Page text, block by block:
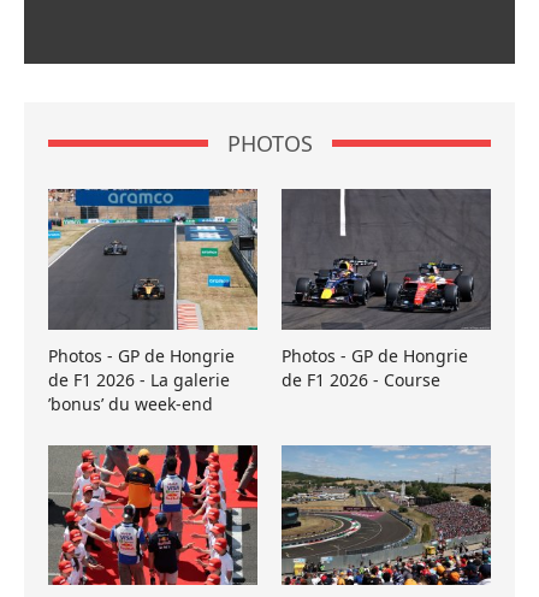
PHOTOS
Photos - GP de Hongrie
de F1 2026 - La galerie
’bonus’ du week-end
Photos - GP de Hongrie
de F1 2026 - Course